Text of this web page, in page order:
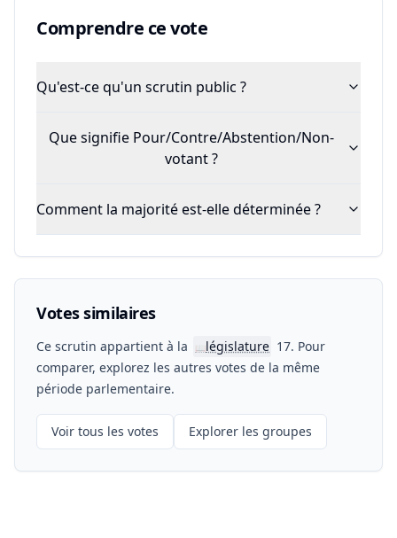
Comprendre ce vote
Qu'est-ce qu'un scrutin public ?
Que signifie Pour/Contre/Abstention/Non-
votant ?
Comment la majorité est-elle déterminée ?
Votes similaires
Ce scrutin appartient à la 📖législature 17. Pour
comparer, explorez les autres votes de la même
période parlementaire.
Voir tous les votes Explorer les groupes